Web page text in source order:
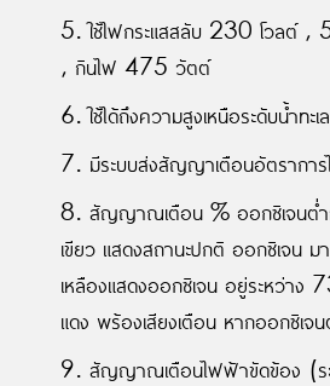
5. ใช้ไฟกระแสสลับ 230 โวล
, กินไฟ 475 วัตต์
6. ใช้ได้ถึงความสูงเหนือระดับน้ำท
7. มีระบบส่งสัญญาเตือนอัตราการ
8. สัญญาณเตือน % ออกซิเจนต่
เขียว แสดงสถานะปกติ ออกซิเจน
เหลืองแสดงออกซิเจน อยู่ระหว่าง
แดง พร้องเสียงเตือน หากออกซิเ
9. สัญญาณเตือนไฟฟ้าขัดข้อง (ระ